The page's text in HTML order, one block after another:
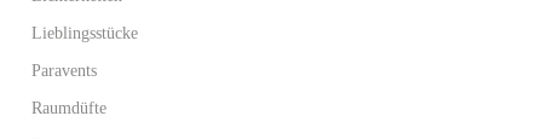
Lieblingsstücke
Paravents
Raumdüfte